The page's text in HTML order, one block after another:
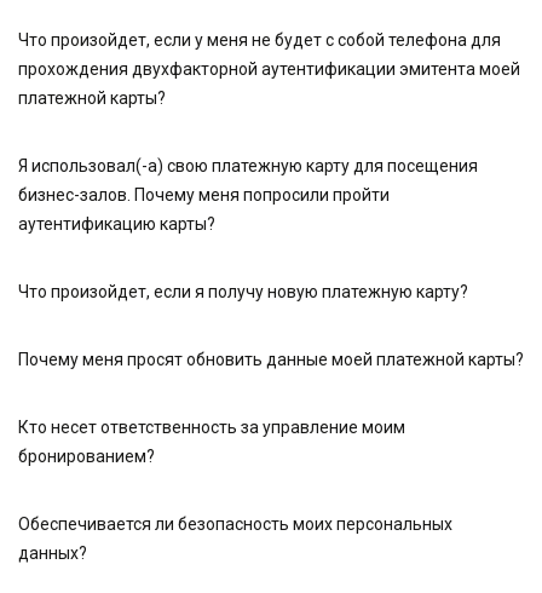
Что произойдет, если у меня не будет с собой телефона для
прохождения двухфакторной аутентификации эмитента моей
платежной карты?
Я использовал(-а) свою платежную карту для посещения
бизнес-залов. Почему меня попросили пройти
аутентификацию карты?
Что произойдет, если я получу новую платежную карту?
Почему меня просят обновить данные моей платежной карты?
Кто несет ответственность за управление моим
бронированием?
Обеспечивается ли безопасность моих персональных
данных?